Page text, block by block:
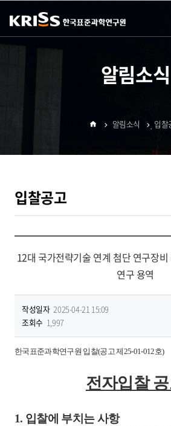
알림소식
입찰공고
알림소식 입찰
12대 국가전략기술 연계 첨단 연구장
연구 용역
작성일자 2025-04-21 15:09
조회수 1,997
한국표준과학연구원 입찰(공고 제 25-01-012호)
전자입찰
1. 입찰에 부치는 사항